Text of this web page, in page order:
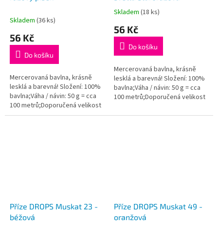
Skladem (36 ks)
56 Kč
Do košíku
Mercerovaná bavlna, krásně
lesklá a barevná! Složení: 100%
bavlna;Váha / návin: 50 g = cca
100 metrů;Doporučená velikost
jehlic / háčku: 4 mm. Instagram:...
Průměrné
produktu
5,0
5
hvězdiček.
Skladem (18 ks)
56 Kč
Do košíku
Mercerovaná bavlna, krásně
lesklá a barevná! Složení: 100%
bavlna;Váha / návin: 50 g = cca
100 metrů;Doporučená velikost
Příze DROPS Muskat 23 -
béžová
Příze DROPS Muskat 49 -
oranžová